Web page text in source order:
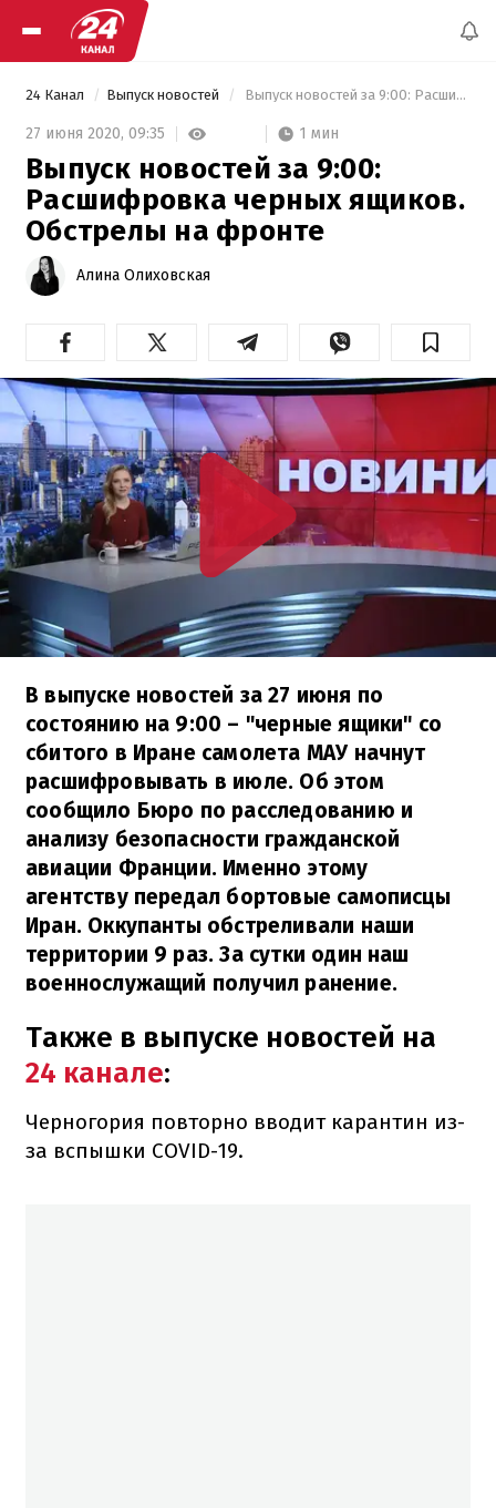
24 Канал Выпуск новостей Выпуск новостей за 9:00: Расшифровка черных ящиков. Обстрелы на фронте
27 июня 2020, 09:35 1 мин
Выпуск новостей за 9:00:
Расшифровка черных ящиков.
Обстрелы на фронте
Алина Олиховская
В выпуске новостей за 27 июня по
состоянию на 9:00 – "черные ящики" со
сбитого в Иране самолета МАУ начнут
расшифровывать в июле. Об этом
сообщило Бюро по расследованию и
анализу безопасности гражданской
авиации Франции. Именно этому
агентству передал бортовые самописцы
Иран. Оккупанты обстреливали наши
территории 9 раз. За сутки один наш
военнослужащий получил ранение.
Также в выпуске новостей на
24 канале:
Черногория повторно вводит карантин из-
за вспышки COVID-19.